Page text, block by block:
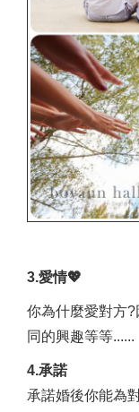
3.愛情💖
你為什麼愛對方
同的興趣等等......
4.承諾
承諾婚後你能為